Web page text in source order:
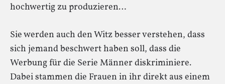
hochwertig zu produzieren…
Sie werden auch den Witz besser verstehen, dass
sich jemand beschwert haben soll, dass die
Werbung für die Serie Männer diskriminiere.
Dabei stammen die Frauen in ihr direkt aus einem